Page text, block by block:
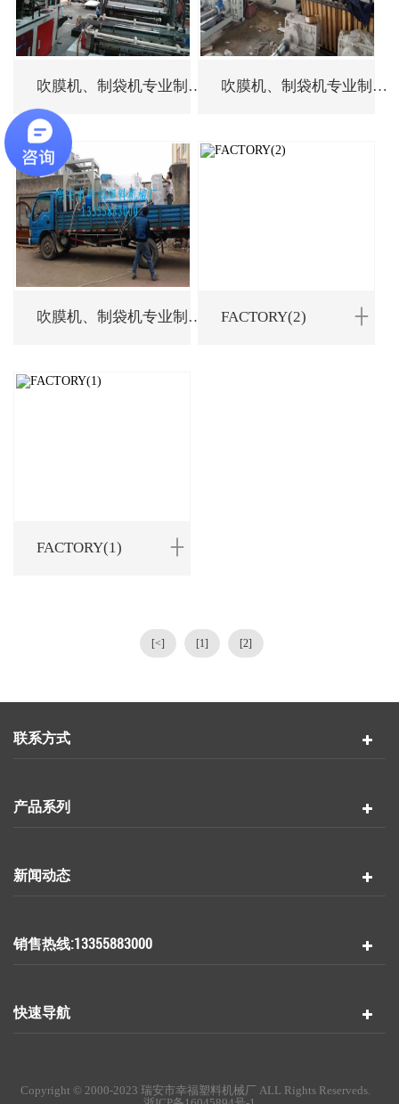
吹膜机、制袋机专业制造商 吹膜机、制袋机专业制造商
吹膜机、制袋机专业制造商 FACTORY(2)
FACTORY(1)
[<] [1] [2]
联系方式
产品系列
新闻动态
销售热线:13355883000
快速导航
Copyright © 2000-2023 瑞安市幸福塑料机械厂 ALL Rights Reserveds.